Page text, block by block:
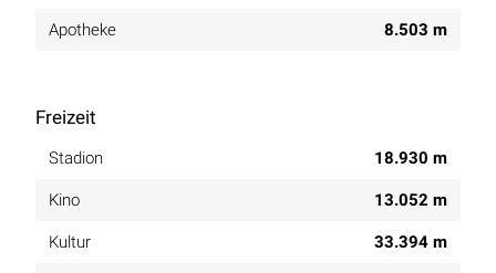
Apotheke 8.503 m
Freizeit
Stadion 18.930 m
Kino 13.052 m
Kultur 33.394 m